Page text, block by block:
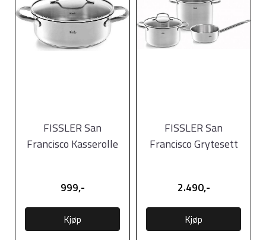
FISSLER San
Francisco Kasserolle
999,-
Kjøp
FISSLER San
Francisco Grytesett
2.490,-
Kjøp